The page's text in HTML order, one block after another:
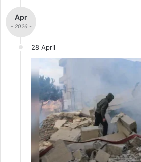
Apr
- 2026 -
28 April